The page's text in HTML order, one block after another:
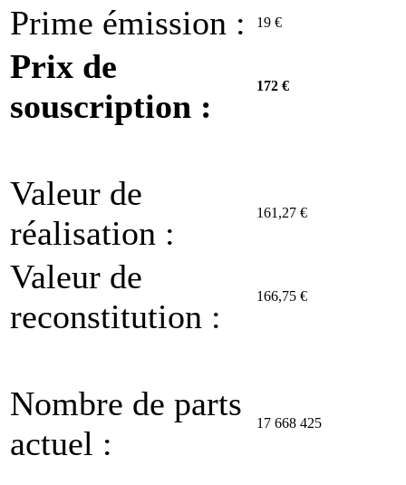
Prime émission : 19 €
Prix de
souscription :
172 €
Valeur de
réalisation :
161,27 €
Valeur de
reconstitution :
166,75 €
Nombre de parts
actuel :
17 668 425